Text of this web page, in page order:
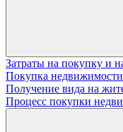
Затраты на покупку и
Покупка
Получение вида на
Процесс покупки